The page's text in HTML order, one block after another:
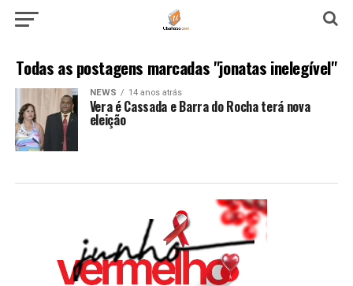
Todas as postagens marcadas "jonatas inelegível"
NEWS 14 anos atrás
Vera é Cassada e Barra do Rocha terá nova
eleição